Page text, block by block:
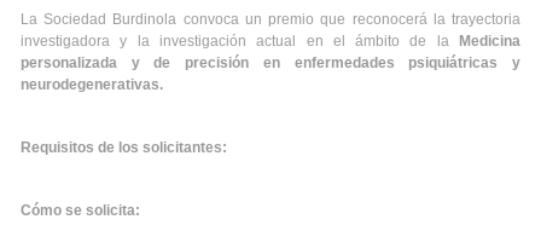
La Sociedad Burdinola convoca un premio que reconocerá la trayectoria
investigadora y la investigación actual en el ámbito de la
Medicina
personalizada y de precisión en enfermedades psiquiátricas y
neurodegenerativas.
Requisitos de los solicitantes:
Cómo se solicita: